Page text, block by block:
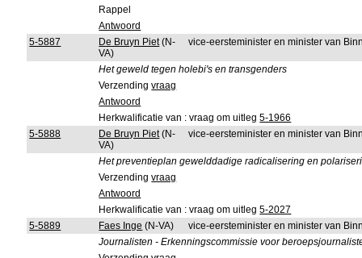
Rappel
Antwoord
5-5887
De Bruyn Piet(N-
VA)
vice-eersteminister en minister van
Het geweld tegen holebi's en transgenders
Verzendingvraag
Antwoord
Herkwalificatie van : vraag om uitleg5-1966
5-5888
De Bruyn Piet(N-
VA)
vice-eersteminister en minister van
Het preventieplan gewelddadige radicalisering en
Verzendingvraag
Antwoord
Herkwalificatie van : vraag om uitleg5-2027
5-5889
Faes Inge (N-VA)
vice-eersteminister en minister van
Journalisten - Erkenningscommissie voor